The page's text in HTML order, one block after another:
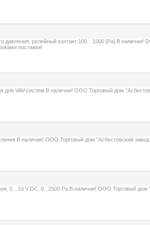
давления, релейный контакт 100…1000 [Pa].В наличии!
поставки!
для VAV-систем.В наличии! ООО Торговый дом
наличии! ООО Торговый дом "Асбестовский
0…10 V DC, 0...2500 Pa.В наличии! ООО Торговый дом